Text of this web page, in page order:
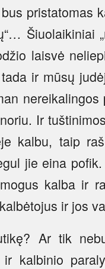
pristatomas
Šiuolaikiniai
laisvė
ir mūsų
Ir
kalbu, taip
jie eina
kalba ir
ir jos
Ar tik
kalbinio